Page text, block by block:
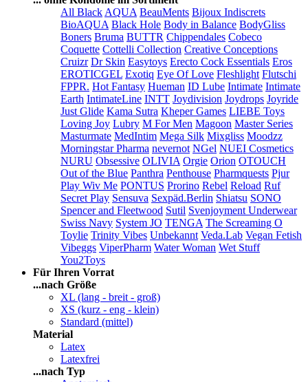
All Black AQUA BeauMents Bijoux Indiscrets
BioAQUA Black Hole Body in Balance BodyGliss
Boners Bruma BUTTR Chippendales Cobeco
Coquette Cottelli Collection Creative Conceptions
Cruizr Dr Skin Easytoys Erecto Cock Essentials Eros
EROTICGEL Exotiq Eye Of Love Fleshlight Flutschi
FPPR. Hot Fantasy Hueman ID Lube Intimate Intimate
Earth IntimateLine INTT Joydivision Joydrops Joyride
Just Glide Kama Sutra Kheper Games LIEBE Toys
Loving Joy Lubry M For Men Magoon Master Series
Masturmate MedIntim Mega Silk Mixgliss Moodzz
Morningstar Pharma nevernot NGel NUEI Cosmetics
NURU Obsessive OLIVIA Orgie Orion OTOUCH
Out of the Blue Panthra Penthouse Pharmquests Pjur
Play Wiv Me PONTUS Prorino Rebel Reload Ruf
Secret Play Sensuva Sexpäd.Berlin Shiatsu SONO
Spencer and Fleetwood Sutil Svenjoyment Underwear
Swiss Navy System JO TENGA The Screaming O
Toylie Trinity Vibes Unbekannt Veda.Lab Vegan Fetish
Vibeggs ViperPharm Water Woman Wet Stuff
You2Toys
Für Ihren Vorrat
...nach Größe
XL (lang - breit - groß)
XS (kurz - eng - klein)
Standard (mittel)
Material
Latex
Latexfrei
...nach Typ